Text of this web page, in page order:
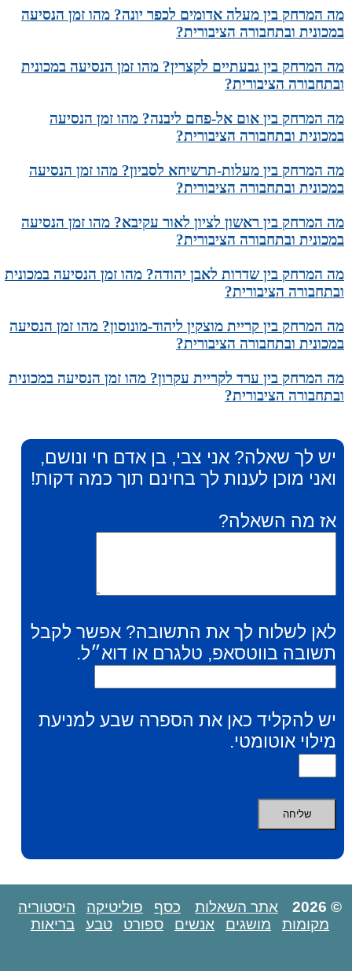
מה המרחק בין מעלה אדומים לכפר יונה? מהו זמן הנסיעה
במכונית ובתחבורה הציבורית?
מה המרחק בין גבעתיים לקצרין? מהו זמן הנסיעה במכונית
ובתחבורה הציבורית?
מה המרחק בין אום אל-פחם ליבנה? מהו זמן הנסיעה
במכונית ובתחבורה הציבורית?
מה המרחק בין מעלות-תרשיחא לסביון? מהו זמן הנסיעה
במכונית ובתחבורה הציבורית?
מה המרחק בין ראשון לציון לאור עקיבא? מהו זמן הנסיעה
במכונית ובתחבורה הציבורית?
מה המרחק בין שדרות לאבן יהודה? מהו זמן הנסיעה במכונית
ובתחבורה הציבורית?
מה המרחק בין קריית מוצקין ליהוד-מונוסון? מהו זמן הנסיעה
במכונית ובתחבורה הציבורית?
מה המרחק בין ערד לקריית עקרון? מהו זמן הנסיעה במכונית
ובתחבורה הציבורית?
יש לך שאלה? אני צבי, בן אדם חי ונושם,
ואני מוכן לענות לך בחינם תוך כמה דקות!
אז מה השאלה?
לאן לשלוח לך את התשובה? אפשר לקבל
תשובה בווטסאפ, טלגרם או דוא״ל.
יש להקליד כאן את הספרה שבע למניעת
מילוי אוטומטי.
© 2026 אתר השאלות כסף פוליטיקה
היסטוריה
מקומות
מושגים אנשים ספורט טבע בריאות